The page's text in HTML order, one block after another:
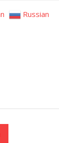
Russian